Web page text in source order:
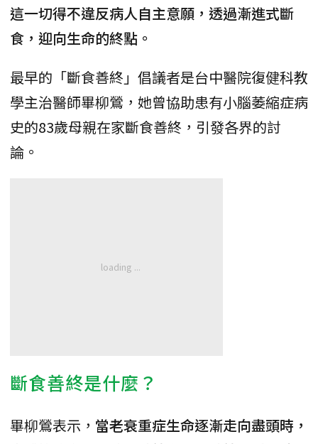
這一切得不違反病人自主意願，透過漸進式斷
食，迎向生命的終點。
最早的「斷食善終」倡議者是台中醫院復健科教
學主治醫師畢柳鶯，她曾協助患有小腦萎縮症病
史的83歲母親在家斷食善終，引發各界的討
論。
斷食善終是什麼？
畢柳鶯表示， 當老衰重症生命逐漸走向盡頭時，